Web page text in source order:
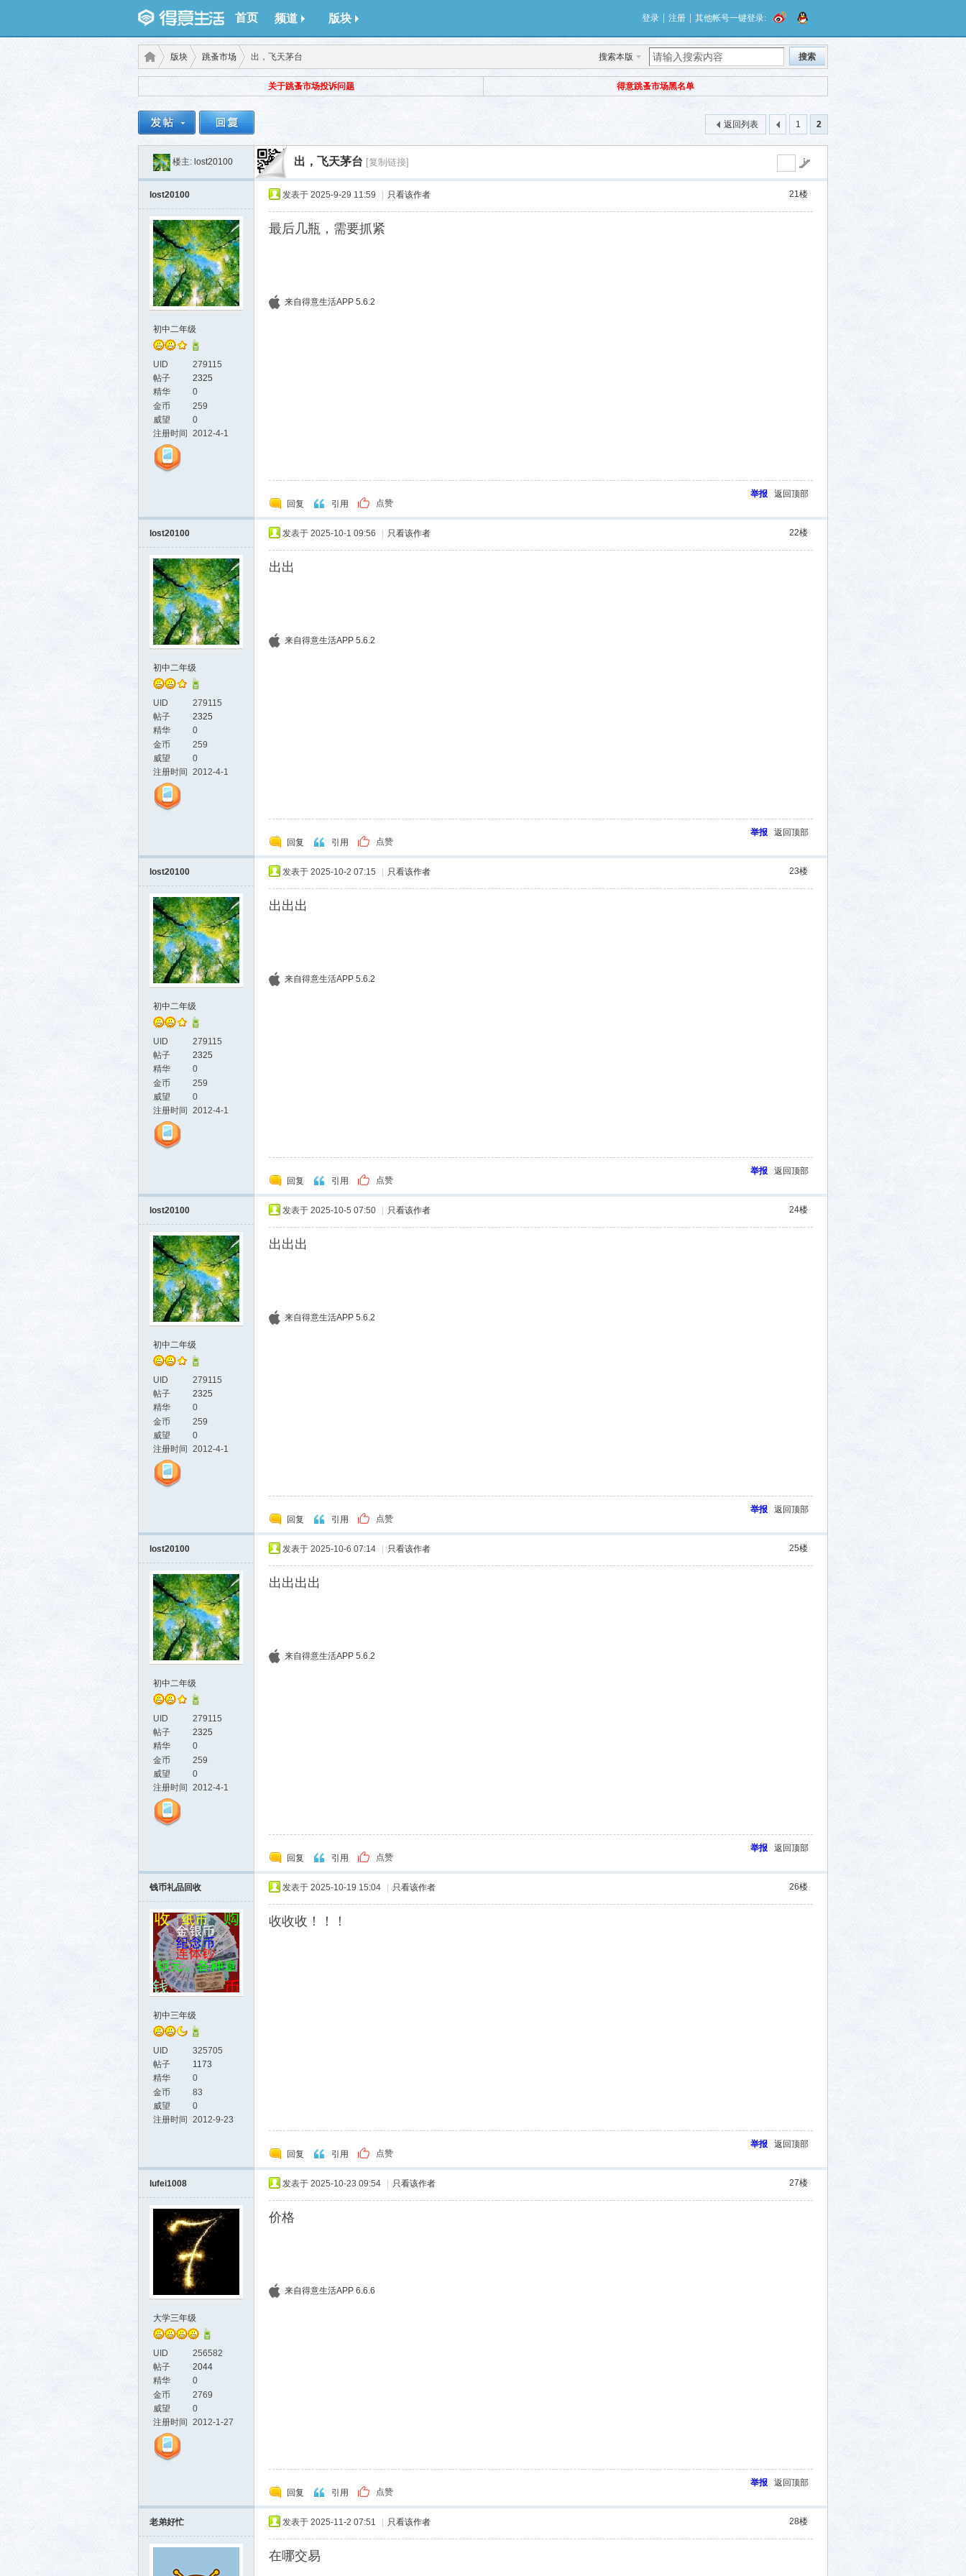
首页 频道 版块 登录 注册 其他帐号一键登录:
搜索本版 搜索
得意
武汉
社区
›
版块 跳蚤市场 出，飞天茅台
关于跳蚤市场投诉问题 得意跳蚤市场黑名单
1 2
返回列表
楼主: lost20100 出，飞天茅台 [复制链接]
lost20100
初中二年级
UID
279115
帖子
2325
精华
0
金币
259
威望
0
注册时间
2012-4-1
21楼
发表于 2025-9-29 11:59 只看该作者
最后几瓶，需要抓紧
来自得意生活APP 5.6.2
回复 引用 点赞
举报 返回顶部
lost20100
初中二年级
UID
279115
帖子
2325
精华
0
金币
259
威望
0
注册时间
2012-4-1
22楼
发表于 2025-10-1 09:56 只看该作者
出出
来自得意生活APP 5.6.2
回复 引用 点赞
举报 返回顶部
lost20100
初中二年级
UID
279115
帖子
2325
精华
0
金币
259
威望
0
注册时间
2012-4-1
23楼
发表于 2025-10-2 07:15 只看该作者
出出出
来自得意生活APP 5.6.2
回复 引用 点赞
举报 返回顶部
lost20100
初中二年级
UID
279115
帖子
2325
精华
0
金币
259
威望
0
注册时间
2012-4-1
24楼
发表于 2025-10-5 07:50 只看该作者
出出出
来自得意生活APP 5.6.2
回复 引用 点赞
举报 返回顶部
lost20100
初中二年级
UID
279115
帖子
2325
精华
0
金币
259
威望
0
注册时间
2012-4-1
25楼
发表于 2025-10-6 07:14 只看该作者
出出出出
来自得意生活APP 5.6.2
回复 引用 点赞
举报 返回顶部
钱币礼品回收
初中三年级
UID
325705
帖子
1173
精华
0
金币
83
威望
0
注册时间
2012-9-23
26楼
发表于 2025-10-19 15:04 只看该作者
收收收！！！
回复 引用 点赞
举报 返回顶部
lufei1008
大学三年级
UID
256582
帖子
2044
精华
0
金币
2769
威望
0
注册时间
2012-1-27
27楼
发表于 2025-10-23 09:54 只看该作者
价格
来自得意生活APP 6.6.6
回复 引用 点赞
举报 返回顶部
老弟好忙 28楼
发表于 2025-11-2 07:51 只看该作者
在哪交易